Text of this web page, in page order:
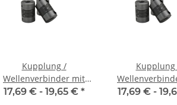
Kupplung /
Wellenverbinder mit
Klemmnaben WSV-K 16
17,69 € - 19,65 € *
Kupplung
Klemmnaben
17,69 € -